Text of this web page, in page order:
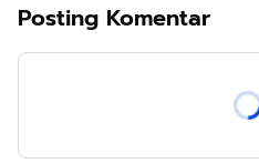
Posting Komentar